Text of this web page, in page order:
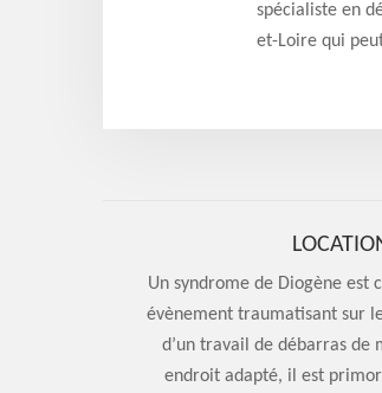
spécialiste en
et-Loire qui
et efficace
Un syndrome de Diogène est
évènement traumatisant sur
d’un travail de débarras de
endroit adapté, il est